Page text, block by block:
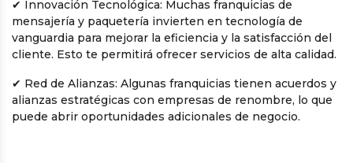
✔ Innovación Tecnológica: Muchas franquicias de
mensajería y paquetería invierten en tecnología de
vanguardia para mejorar la eficiencia y la satisfacción del
cliente. Esto te permitirá ofrecer servicios de alta calidad.
✔ Red de Alianzas: Algunas franquicias tienen acuerdos y
alianzas estratégicas con empresas de renombre, lo que
puede abrir oportunidades adicionales de negocio.